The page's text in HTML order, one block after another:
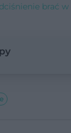
brać w